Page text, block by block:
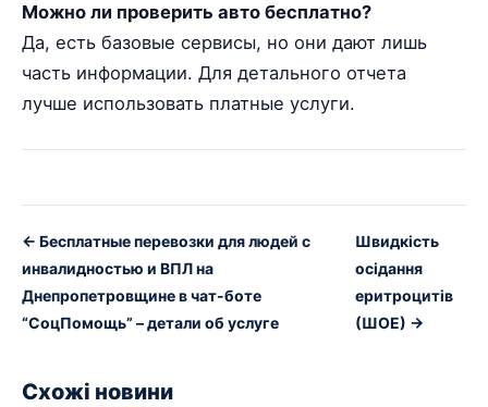
Можно ли проверить авто бесплатно?
Да, есть базовые сервисы, но они дают лишь
часть информации. Для детального отчета
лучше использовать платные услуги.
← Бесплатные перевозки для людей с
инвалидностью и ВПЛ на
Днепропетровщине в чат-боте
“СоцПомощь” – детали об услуге
Швидкість
осідання
еритроцитів
(ШОЕ) →
Схожі новини